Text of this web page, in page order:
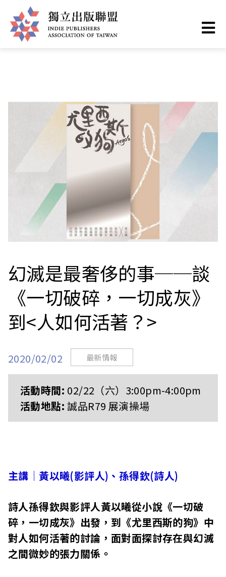
至
主
聯
站
您
首頁 ❯ 最新情報
幻滅是最奢侈的事──談
《一切破碎，一切成灰》
到<人如何活著？>
2020/02/02 最新情報
活動時間: 02/22（六）3:00pm-4:00pm
活動地點:誠品R79 展演操場
主講│黃以曦(影評人)、孫得欽(詩人)
詩人孫得欽與影評人黃以曦從小說 《一切破
碎，一切成灰》 出發，到《尤里西斯的狗》中
對人如何活著的討論，面對面探討存在與幻滅
之間微妙的張力關係。